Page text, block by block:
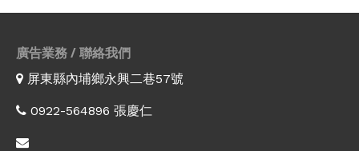
廣告業務 / 聯絡我們
屏東縣內埔鄉永興二巷57號
0922-564896 張慶仁